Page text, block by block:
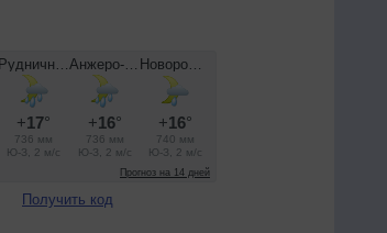
Получить код